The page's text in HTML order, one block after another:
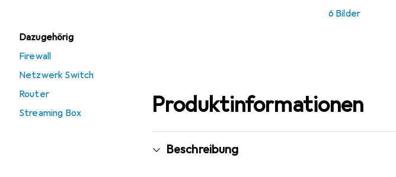
Dazugehörig
Firewall
Netzwerk Switch
Router
Streaming Box
6 Bilder
Produktinformationen
Beschreibung